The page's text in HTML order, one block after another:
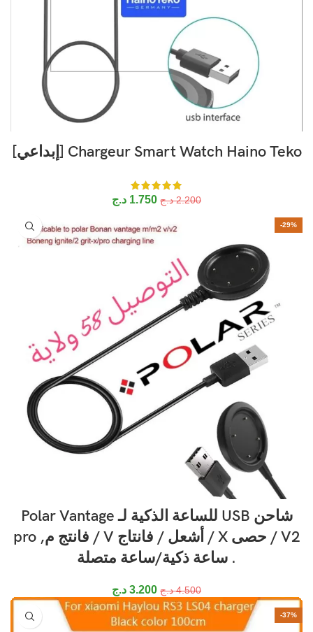
Chargeur Smart Watch Haino Teko [إبداعي]
2.200 د.ج 1.750 د.ج
-29%
شاحن USB للساعة الذكية لـ Polar Vantage
V2 / حصى X / أشعل / فانتاج V / فانتج م, pro
. ساعة ذكية/ساعة متصلة
4.500 د.ج 3.200 د.ج
-37%